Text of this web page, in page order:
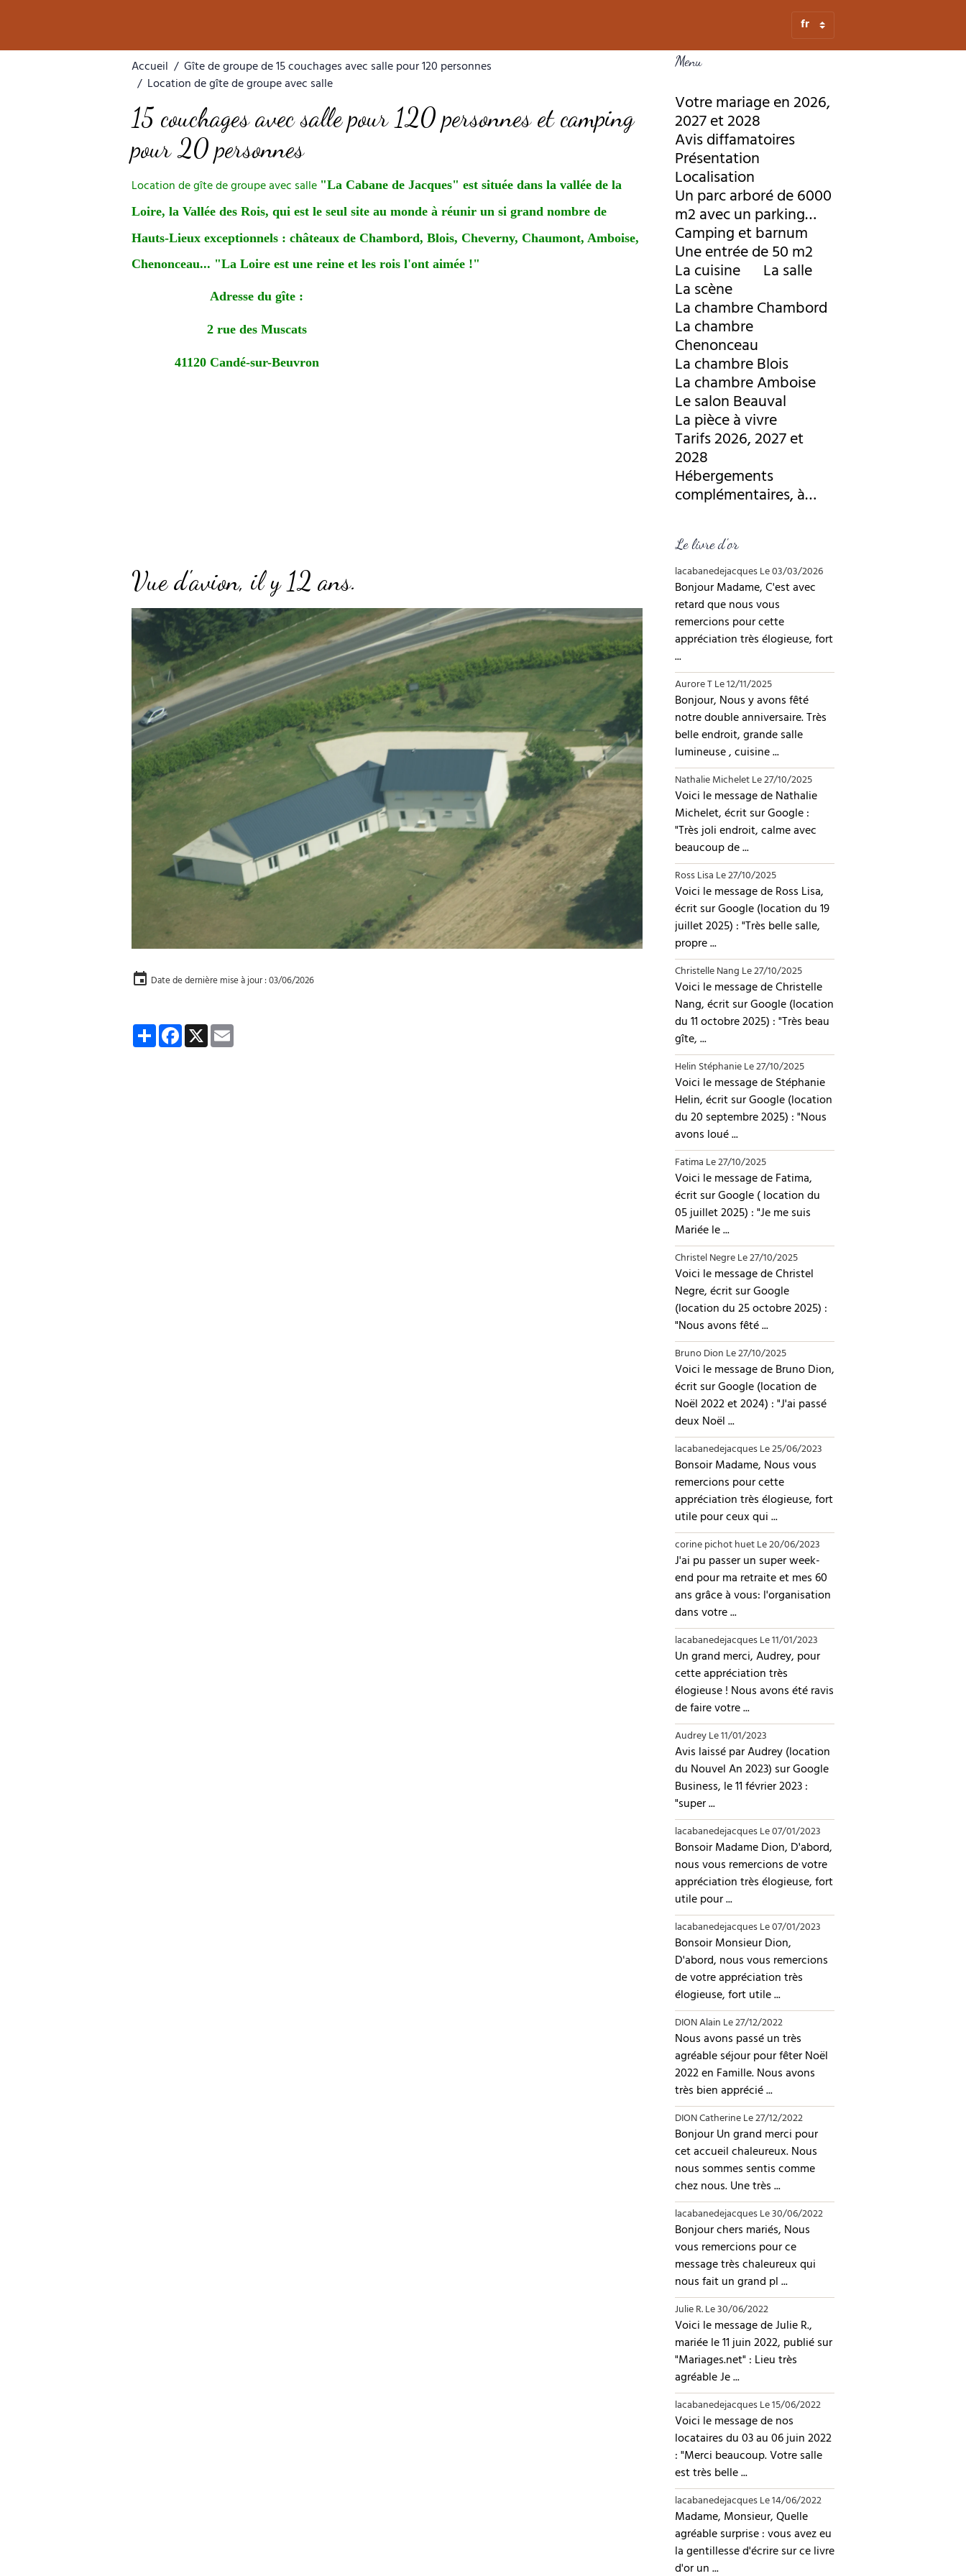
Accueil
Gîte de groupe de 15 couchages avec salle pour 120 personnes
Location de gîte de groupe avec salle
15 couchages avec salle pour 120 personnes et camping
pour 20 personnes
Location de gîte de groupe avec salle "La Cabane de Jacques" est située dans la vallée de la
Loire, la Vallée des Rois, qui est le seul site au monde à réunir un si grand nombre de
Hauts-Lieux exceptionnels : châteaux de Chambord, Blois, Cheverny, Chaumont, Amboise,
Chenonceau... "La Loire est une reine et les rois l'ont aimée !"
Adresse du gîte :
2 rue des Muscats
41120 Candé-sur-Beuvron
Vue d'avion, il y 12 ans.
Date de dernière mise à jour : 03/06/2026
PartagerFacebook
X
Menu
Votre mariage en 2026,
2027 et 2028
Avis diffamatoires
Présentation
Localisation
Un parc arboré de 6000
m2 avec un parking
pour 50 voitures
Camping et barnum
Une entrée de 50 m2
La cuisine La salle
La scène
La chambre Chambord
La chambre
Chenonceau
La chambre Blois
La chambre Amboise
Le salon Beauval
La pièce à vivre
Tarifs 2026, 2027 et
2028
Hébergements
complémentaires, à
Le livre d'or
lacabanedejacquesLe 03/03/2026
Bonjour Madame, C'est avec
retard que nous vous
remercions pour cette
appréciation très élogieuse, fort
...
Aurore TLe 12/11/2025
Bonjour, Nous y avons fêté
notre double anniversaire. Très
belle endroit, grande salle
lumineuse , cuisine ...
Nathalie MicheletLe 27/10/2025
Voici le message de Nathalie
Michelet, écrit sur Google :
"Très joli endroit, calme avec
beaucoup de ...
Ross LisaLe 27/10/2025
Voici le message de Ross Lisa,
écrit sur Google (location du 19
juillet 2025) : "Très belle salle,
propre ...
Christelle NangLe 27/10/2025
Voici le message de Christelle
Nang, écrit sur Google (location
du 11 octobre 2025) : "Très beau
gîte, ...
Helin StéphanieLe 27/10/2025
Voici le message de Stéphanie
Helin, écrit sur Google (location
du 20 septembre 2025) : "Nous
avons loué ...
FatimaLe 27/10/2025
Voici le message de Fatima,
écrit sur Google ( location du
05 juillet 2025) : "Je me suis
Mariée le ...
Christel NegreLe 27/10/2025
Voici le message de Christel
Negre, écrit sur Google
(location du 25 octobre 2025) :
"Nous avons fêté ...
Bruno DionLe 27/10/2025
Voici le message de Bruno Dion,
écrit sur Google (location de
Noël 2022 et 2024) : "J'ai passé
deux Noël ...
lacabanedejacquesLe 25/06/2023
Bonsoir Madame, Nous vous
remercions pour cette
appréciation très élogieuse, fort
utile pour ceux qui ...
corine pichot huetLe 20/06/2023
J'ai pu passer un super week-
end pour ma retraite et mes 60
ans grâce à vous: l'organisation
dans votre ...
lacabanedejacquesLe 11/01/2023
Un grand merci, Audrey, pour
cette appréciation très
élogieuse ! Nous avons été ravis
de faire votre ...
AudreyLe 11/01/2023
Avis laissé par Audrey (location
du Nouvel An 2023) sur Google
Business, le 11 février 2023 :
"super ...
lacabanedejacquesLe 07/01/2023
Bonsoir Madame Dion, D'abord,
nous vous remercions de votre
appréciation très élogieuse, fort
utile pour ...
lacabanedejacquesLe 07/01/2023
Bonsoir Monsieur Dion,
D'abord, nous vous remercions
de votre appréciation très
élogieuse, fort utile ...
DION AlainLe 27/12/2022
Nous avons passé un très
agréable séjour pour fêter Noël
2022 en Famille. Nous avons
très bien apprécié ...
DION CatherineLe 27/12/2022
Bonjour Un grand merci pour
cet accueil chaleureux. Nous
nous sommes sentis comme
chez nous. Une très ...
lacabanedejacquesLe 30/06/2022
Bonjour chers mariés, Nous
vous remercions pour ce
message très chaleureux qui
nous fait un grand pl ...
Julie R.Le 30/06/2022
Voici le message de Julie R.,
mariée le 11 juin 2022, publié sur
"Mariages.net" : Lieu très
agréable Je ...
lacabanedejacquesLe 15/06/2022
Voici le message de nos
locataires du 03 au 06 juin 2022
: "Merci beaucoup. Votre salle
est très belle ...
lacabanedejacquesLe 14/06/2022
Madame, Monsieur, Quelle
agréable surprise : vous avez eu
la gentillesse d'écrire sur ce livre
d'or un ...